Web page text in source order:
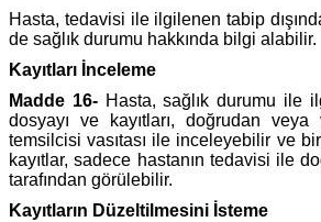
Hasta, tedavisi ile ilgilenen tabip
de sağlık durumu hakkında bilgi alabilir.
Kayıtları İnceleme
Madde 16-Hasta, sağlık durumu ile
dosyayı ve kayıtları, doğrudan
temsilcisi vasıtası ile inceleyebilir ve
kayıtlar, sadece hastanın tedavisi ile
tarafından görülebilir.
Kayıtların Düzeltilmesini İsteme